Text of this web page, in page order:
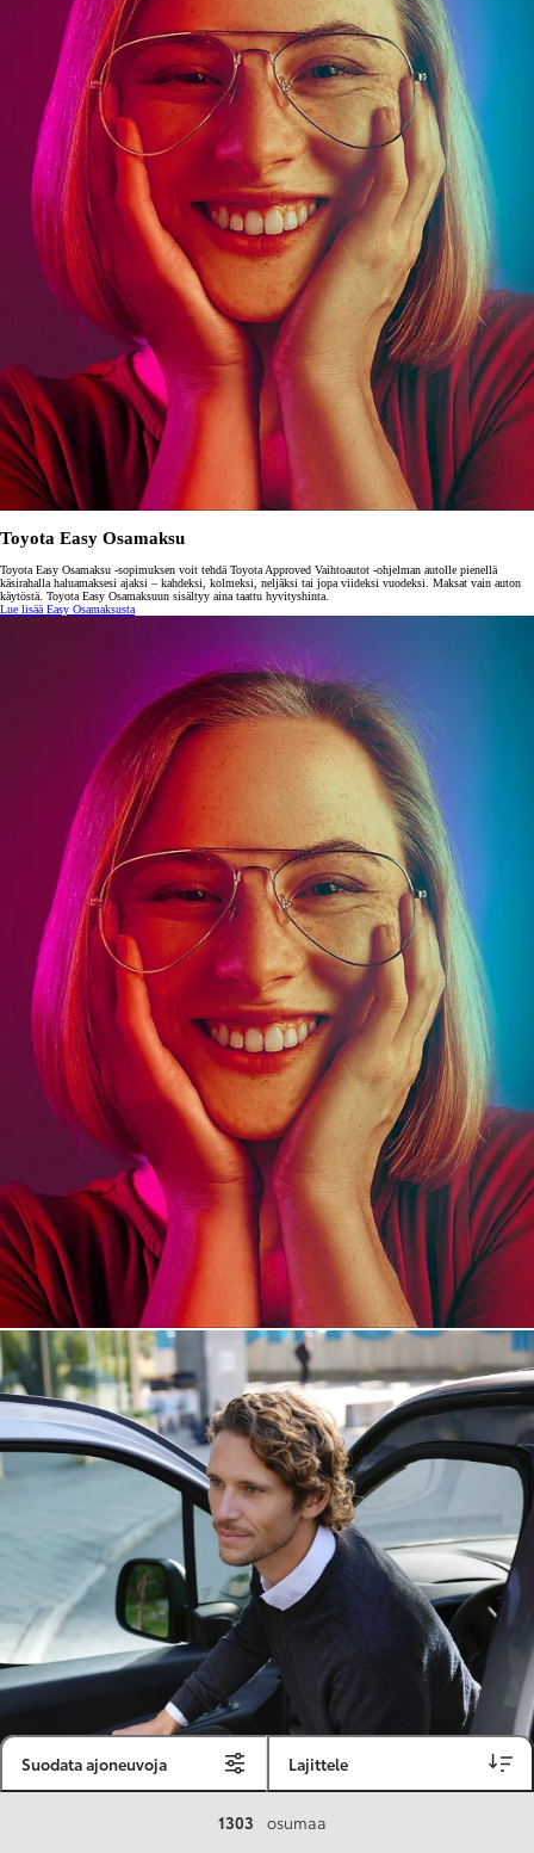
Suodata ajoneuvoja Lajittele
1303 osumaa
Toyota Easy Osamaksu
Toyota Easy Osamaksu -sopimuksen voit tehdä Toyota Approved Vaihtoautot -ohjelman autolle pienellä
käsirahalla haluamaksesi ajaksi – kahdeksi, kolmeksi, neljäksi tai jopa viideksi vuodeksi. Maksat vain auton
käytöstä. Toyota Easy Osamaksuun sisältyy aina taattu hyvityshinta.
Lue lisää Easy Osamaksusta